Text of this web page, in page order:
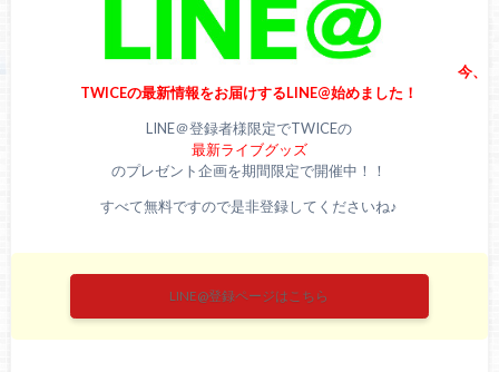
今、
TWICEの最新情報をお届けするLINE@始めました！
LINE＠登録者様限定でTWICEの
最新ライブグッズ
のプレゼント企画を期間限定で開催中！！
すべて無料ですので是非登録してくださいね♪
LINE@登録ページはこちら